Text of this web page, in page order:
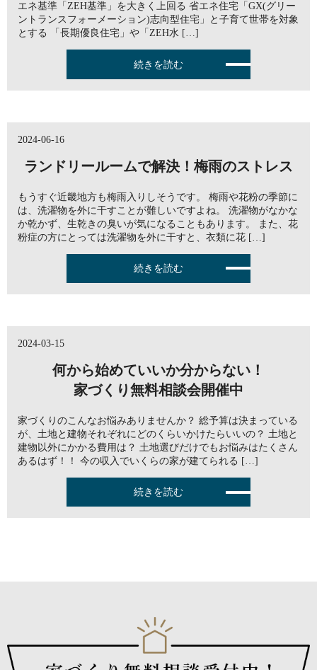
エネ基準「ZEH基準」を大きく上回る 省エネ住宅「GX(グリー
ントランスフォーメーション)志向型住宅」と子育て世帯を対象
とする 「長期優良住宅」や「ZEH水 […]
続きを読む
2024-06-16
ランドリールームで解決！梅雨のストレス
もうすぐ近畿地方も梅雨入りしそうです。 梅雨や花粉の季節に
は、洗濯物を外に干すことが難しいですよね。 洗濯物がなかな
か乾かず、生乾きの臭いが気になることもあります。 また、花
粉症の方にとっては洗濯物を外に干すと、衣類に花 […]
続きを読む
2024-03-15
何から始めていいか分からない！
家づくり無料相談会開催中
家づくりのこんなお悩みありませんか？ 総予算は決まっている
が、土地と建物それぞれにどのくらいかけたらいいの？ 土地と
建物以外にかかる費用は？ 土地選びだけでもお悩みはたくさん
あるはず！！ 今の収入でいくらの家が建てられる […]
続きを読む